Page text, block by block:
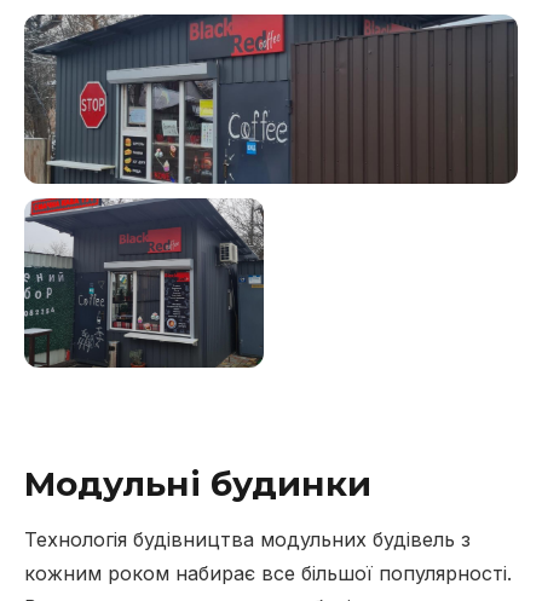
Модульні будинки
Технологія будівництва модульних будівель з
кожним роком набирає все більшої популярності.